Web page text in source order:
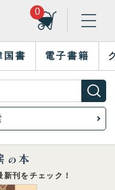
0
国書 電子書籍
刊をチェック！